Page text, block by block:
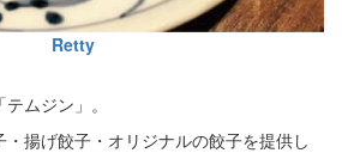
Retty
ムジン」。
揚げ餃子・オリジナルの餃子を提供し